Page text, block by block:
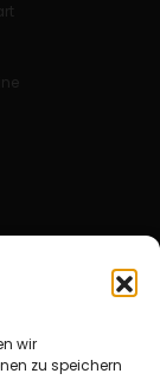
wir
zu speichern
und jungen
und schnell